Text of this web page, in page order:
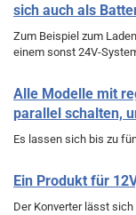
sich auch als
Zum Beispiel zum
einem sonst 24V-
Alle Modelle mit
parallel schalten,
Es lassen sich bis zu
Ein Produkt für
Der Konverter lässt